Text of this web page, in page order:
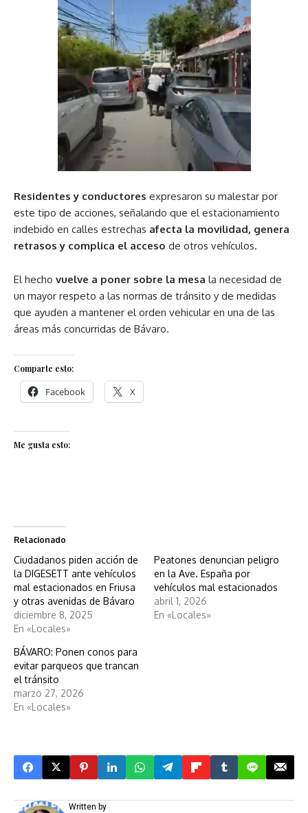
Residentes y conductores expresaron su malestar por
este tipo de acciones, señalando que el estacionamiento
indebido en calles estrechas afecta la movilidad, genera
retrasos y complica el acceso de otros vehículos.
El hecho vuelve a poner sobre la mesa la necesidad de
un mayor respeto a las normas de tránsito y de medidas
que ayuden a mantener el orden vehicular en una de las
áreas más concurridas de Bávaro.
Comparte esto:
Facebook X
Me gusta esto:
Relacionado
Ciudadanos piden acción de
la DIGESETT ante vehículos
mal estacionados en Friusa
y otras avenidas de Bávaro
diciembre 8, 2025
En «Locales»
Peatones denuncian peligro
en la Ave. España por
vehículos mal estacionados
abril 1, 2026
En «Locales»
BÁVARO: Ponen conos para
evitar parqueos que trancan
el tránsito
marzo 27, 2026
En «Locales»
Written by